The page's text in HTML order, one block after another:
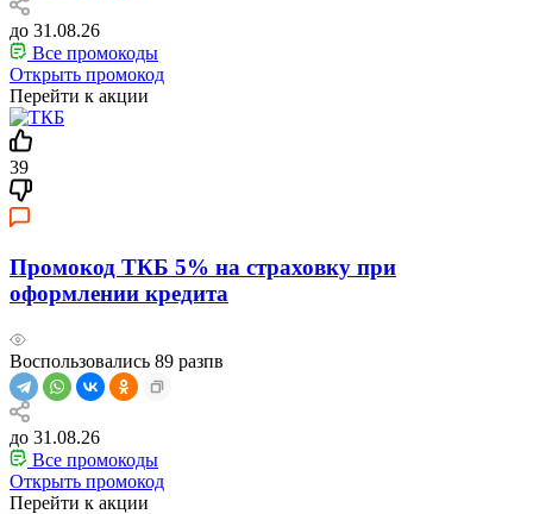
до 31.08.26
Все промокоды
Открыть промокод
Перейти к акции
39
Промокод ТКБ 5% на страховку при
оформлении кредита
Воспользовались 89 разпв
до 31.08.26
Все промокоды
Открыть промокод
Перейти к акции